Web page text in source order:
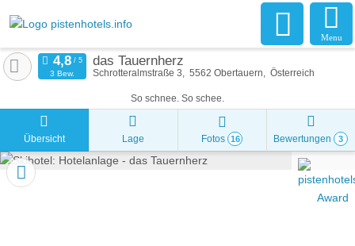
Menu
das Tauernherz
Schrotteralmstraße 3 5562 Obertauern Österreich
So schnee. So schee.
3 Bew.
Übersicht Lage Fotos 16 Bewertungen 3